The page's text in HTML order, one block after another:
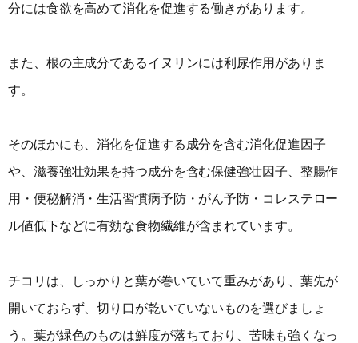
分には食欲を高めて消化を促進する働きがあります。
また、根の主成分であるイヌリンには利尿作用がありま
す。
そのほかにも、消化を促進する成分を含む消化促進因子
や、滋養強壮効果を持つ成分を含む保健強壮因子、整腸作
用・便秘解消・生活習慣病予防・がん予防・コレステロー
ル値低下などに有効な食物繊維が含まれています。
チコリは、しっかりと葉が巻いていて重みがあり、葉先が
開いておらず、切り口が乾いていないものを選びましょ
う。葉が緑色のものは鮮度が落ちており、苦味も強くなっ